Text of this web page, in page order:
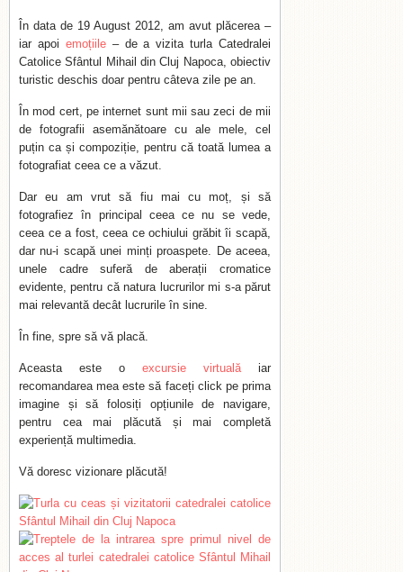
În data de 19 August 2012, am avut plăcerea –
iar apoi emoțiile– de a vizita turla Catedralei
Catolice Sfântul Mihail din Cluj Napoca, obiectiv
turistic deschis doar pentru câteva zile pe an.
În mod cert, pe internet sunt mii sau zeci de mii
de fotografii asemănătoare cu ale mele, cel
puțin ca și compoziție, pentru că toată lumea a
fotografiat ceea ce a văzut.
Dar eu am vrut să fiu mai cu moț, și să
fotografiez în principal ceea ce nu se vede,
ceea ce a fost, ceea ce ochiului grăbit îi scapă,
dar nu-i scapă unei minți proaspete. De aceea,
unele cadre suferă de aberații cromatice
evidente, pentru că natura lucrurilor mi s-a părut
mai relevantă decât lucrurile în sine.
În fine, spre să vă placă.
Aceasta este o excursie virtualăiar
recomandarea mea este să faceți click pe prima
imagine și să folosiți opțiunile de navigare,
pentru cea mai plăcută și mai completă
experiență multimedia.
Vă doresc vizionare plăcută!